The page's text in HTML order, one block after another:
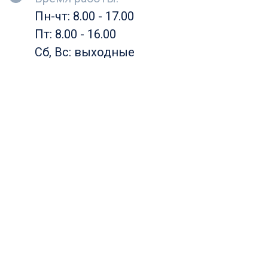
Пн-чт: 8.00 - 17.00
Пт: 8.00 - 16.00
Сб, Вс: выходные